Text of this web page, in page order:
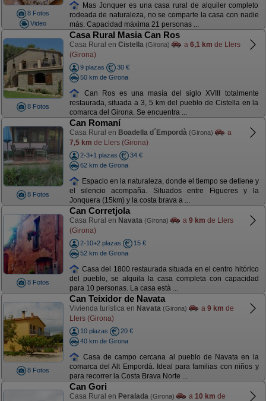
8 Fotos
Video
Mas Jonquer es una casa rural de alquiler completo
rodeada de naturaleza, no se comparte la casa con nadie
más. Capacidad máxima 21 personas ...
8 Fotos
Casa Rural Masia Can Ros
Casa Rural en Cistella (Girona) a 6,1 km de Llers
(Girona)
9 plazas
30 €
50 km de Girona
Can Ros es una masía del siglo XVIII totalmente
restaurada, situada a 3, 5 km del pueblo de Cistella en la
comarca del Girona. Se encuentra ...
8 Fotos
Can Romaní
Casa Rural en Boadella d´Empordà (Girona)
a
7,5 km de Llers (Girona)
2-3+1 plazas
34 €
62 km de Girona
Espacio en la naturaleza, donde el tiempo se detiene y
el silencio acompaña. Situados entre Figueres y la
Jonquera (15km) y la costa brava a ...
8 Fotos
Can Corretjola
Casa Rural en Navata (Girona) a 9 km de Llers
(Girona)
2-10+2 plazas
15 €
52 km de Girona
Casa del 1800 restaurada situada en el centro hitórico
del pueblo, se alquila la casa completa con capacidad
para 10 personas. La casa està ...
8 Fotos
Can Teixidor de Navata
Vivienda turística en Navata (Girona) a 9 km de
Llers (Girona)
10 plazas
20 €
40 km de Girona
Casa de campo cercana al pueblo de Navata en la
comarca del Alt Empordà. Ideal para familias con niños y
para recorrer la Costa Brava Norte ...
Can Gori
Casa Rural en Peralada (Girona) a 10 km de